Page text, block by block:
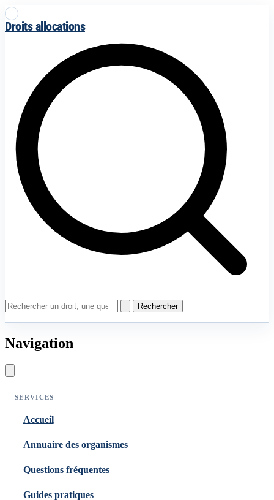
Droits allocations
Rechercher
Navigation
SERVICES
Accueil
Annuaire des organismes
Questions fréquentes
Guides pratiques